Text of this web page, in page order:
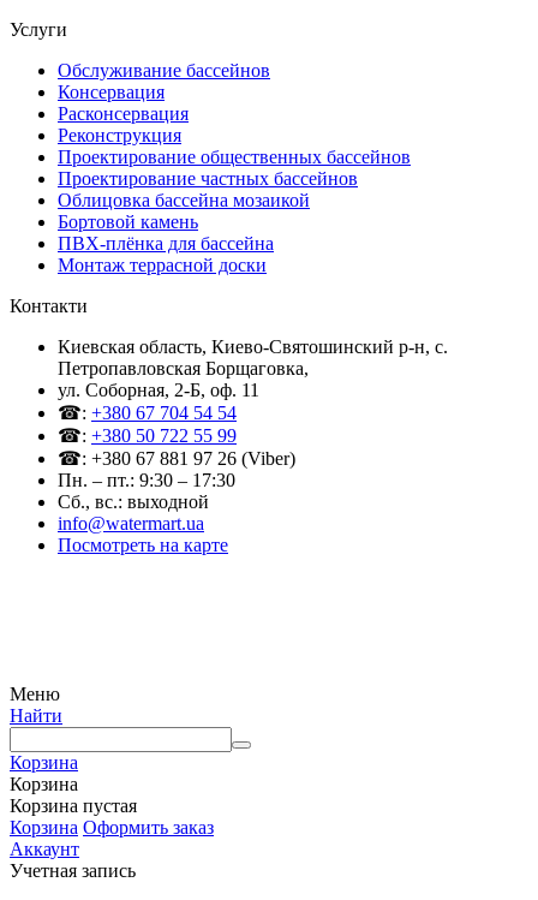
Услуги
Обслуживание бассейнов
Консервация
Расконсервация
Реконструкция
Проектирование общественных бассейнов
Проектирование частных бассейнов
Облицовка бассейна мозаикой
Бортовой камень
ПВХ-плёнка для бассейна
Монтаж террасной доски
Контакти
Киевская область, Киево-Святошинский р-н, c.
Петропавловская Борщаговка,
ул. Соборная, 2-Б, оф. 11
☎: +380 67 704 54 54
☎: +380 50 722 55 99
☎: +380 67 881 97 26 (Viber)
Пн. – пт.: 9:30 – 17:30
Сб., вс.: выходной
info@watermart.ua
Посмотреть на карте
Меню
Найти
Корзина
Корзина
Корзина пустая
Корзина Оформить заказ
Аккаунт
Учетная запись